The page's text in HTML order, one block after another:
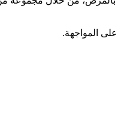
المواجهة.